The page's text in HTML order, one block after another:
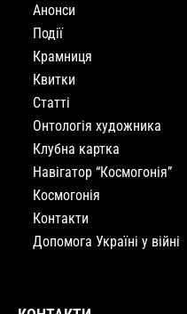
Анонси
Події
Крамниця
Квитки
Статті
Онтологія художника
Клубна картка
Навігатор “Космогонія”
Космогонія
Контакти
Допомога Україні у війні